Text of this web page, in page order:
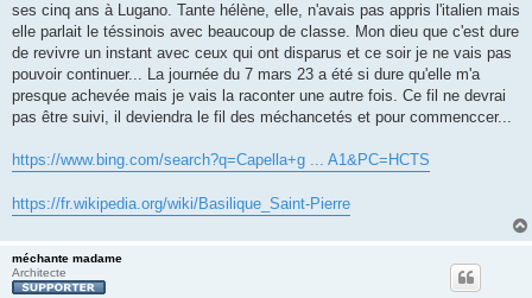
ses cinq ans à Lugano. Tante hélène, elle, n'avais pas appris l'italien mais
elle parlait le téssinois avec beaucoup de classe. Mon dieu que c'est dure
de revivre un instant avec ceux qui ont disparus et ce soir je ne vais pas
pouvoir continuer... La journée du 7 mars 23 a été si dure qu'elle m'a
presque achevée mais je vais la raconter une autre fois. Ce fil ne devrai
pas être suivi, il deviendra le fil des méchancetés et pour commenccer...
https://www.bing.com/search?q=Capella+g ... A1&PC=HCTS
https://fr.wikipedia.org/wiki/Basilique_Saint-Pierre
méchante madame
Architecte